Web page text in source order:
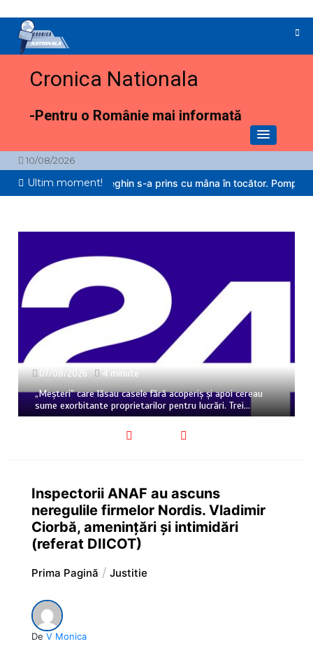
conținut
Cronica Nationala
-Pentru o Românie mai informată
10/08/2026
Ultim moment!
de 2 ani din Reghin s-a prins cu mâna în tocător. Pompierii au
07/08/2026 4 minute
„Meșteri” care lăsau casele fără acoperiș și apoi cereau
sume exorbitante proprietarilor pentru lucrări. Trei…
Inspectorii ANAF au ascuns
neregulile firmelor Nordis. Vladimir
Ciorbă, amenințări și intimidări
(referat DIICOT)
Prima Pagină Justitie
De V Monica